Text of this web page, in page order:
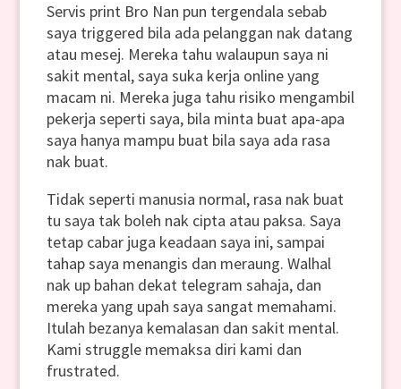
Servis print Bro Nan pun tergendala sebab
saya triggered bila ada pelanggan nak datang
atau mesej. Mereka tahu walaupun saya ni
sakit mental, saya suka kerja online yang
macam ni. Mereka juga tahu risiko mengambil
pekerja seperti saya, bila minta buat apa-apa
saya hanya mampu buat bila saya ada rasa
nak buat.
Tidak seperti manusia normal, rasa nak buat
tu saya tak boleh nak cipta atau paksa. Saya
tetap cabar juga keadaan saya ini, sampai
tahap saya menangis dan meraung. Walhal
nak up bahan dekat telegram sahaja, dan
mereka yang upah saya sangat memahami.
Itulah bezanya kemalasan dan sakit mental.
Kami struggle memaksa diri kami dan
frustrated.